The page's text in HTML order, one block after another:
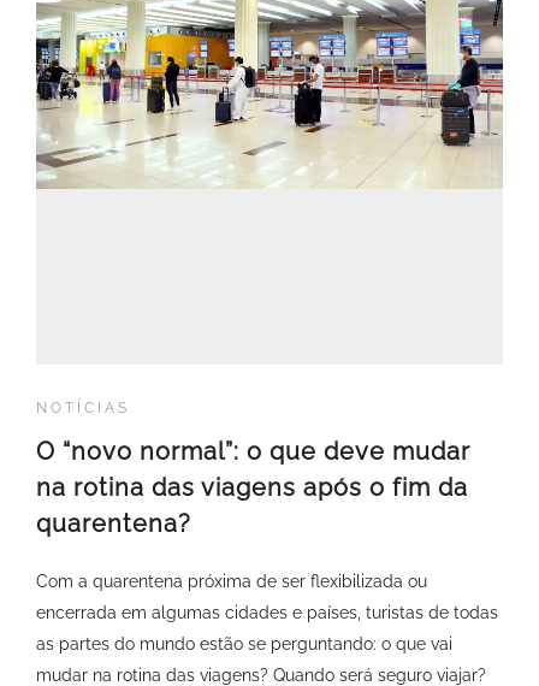
NOTÍCIAS
O “novo normal”: o que deve mudar
na rotina das viagens após o fim da
quarentena?
Com a quarentena próxima de ser flexibilizada ou
encerrada em algumas cidades e países, turistas de todas
as partes do mundo estão se perguntando: o que vai
mudar na rotina das viagens? Quando será seguro viajar?